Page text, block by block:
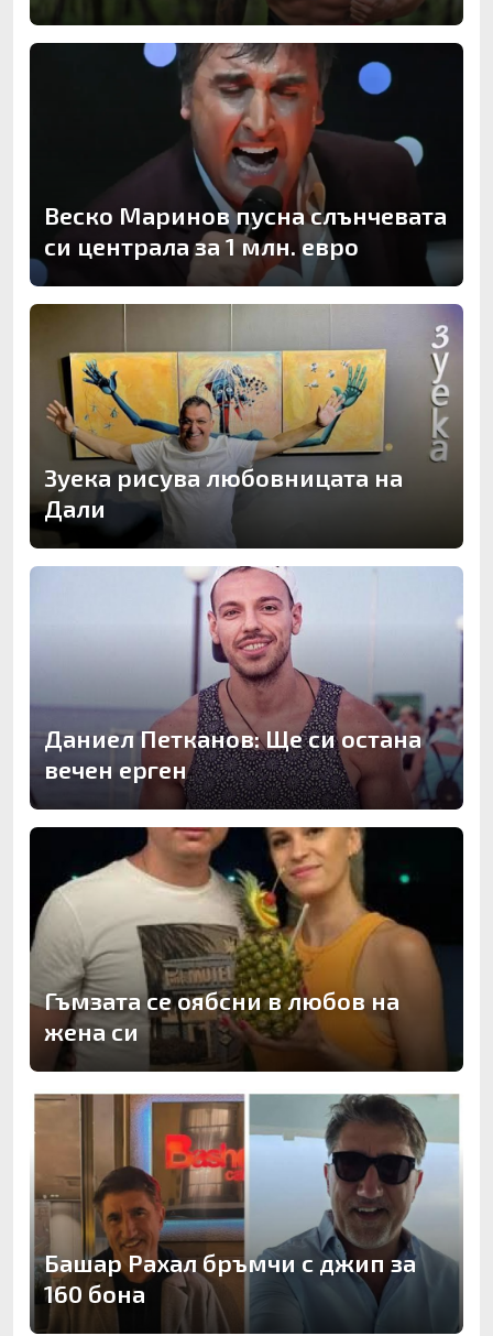
Веско Маринов пусна слънчевата
си централа за 1 млн. евро
Зуека рисува любовницата на
Дали
Даниел Петканов: Ще си остана
вечен ерген
Гъмзата се оябсни в любов на
жена си
Башар Рахал бръмчи с джип за
160 бона